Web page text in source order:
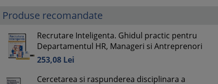
Produse recomandate
Recrutare Inteligenta. Ghidul practic pentru
Departamentul HR, Manageri si Antreprenori
253,08 Lei
Cercetarea si raspunderea disciplinara a